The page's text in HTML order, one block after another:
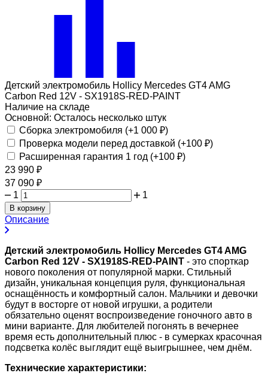
Детский электромобиль Hollicy Mercedes GT4 AMG
Carbon Red 12V - SX1918S-RED-PAINT
Наличие на складе
Основной: Осталось несколько штук
Сборка электромобиля (+1 000 ₽)
Проверка модели перед доставкой (+100 ₽)
Расширенная гарантия 1 год (+100 ₽)
23 990 ₽
37 090 ₽
1
1
В корзину
Описание
Детский электромобиль Hollicy Mercedes GT4 AMG
Carbon Red 12V - SX1918S-RED-PAINT - это спорткар
нового поколения от популярной марки. Стильный
дизайн, уникальная концепция руля, функциональная
оснащённость и комфортный салон. Мальчики и девочки
будут в восторге от новой игрушки, а родители
обязательно оценят воспроизведение гоночного авто в
мини варианте. Для любителей погонять в вечернее
время есть дополнительный плюс - в сумерках красочная
подсветка колёс выглядит ещё выигрышнее, чем днём.
Технические характеристики: